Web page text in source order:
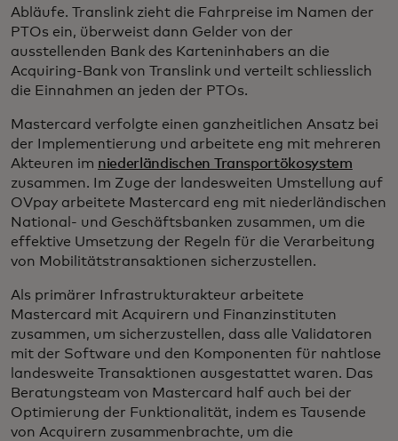
Abläufe. Translink zieht die Fahrpreise im Namen der
PTOs ein, überweist dann Gelder von der
ausstellenden Bank des Karteninhabers an die
Acquiring-Bank von Translink und verteilt schliesslich
die Einnahmen an jeden der PTOs.
Mastercard verfolgte einen ganzheitlichen Ansatz bei
der Implementierung und arbeitete eng mit mehreren
Akteuren im niederländischen Transportökosystem
zusammen. Im Zuge der landesweiten Umstellung auf
OVpay arbeitete Mastercard eng mit niederländischen
National- und Geschäftsbanken zusammen, um die
effektive Umsetzung der Regeln für die Verarbeitung
von Mobilitätstransaktionen sicherzustellen.
Als primärer Infrastrukturakteur arbeitete
Mastercard mit Acquirern und Finanzinstituten
zusammen, um sicherzustellen, dass alle Validatoren
mit der Software und den Komponenten für nahtlose
landesweite Transaktionen ausgestattet waren. Das
Beratungsteam von Mastercard half auch bei der
Optimierung der Funktionalität, indem es Tausende
von Acquirern zusammenbrachte, um die